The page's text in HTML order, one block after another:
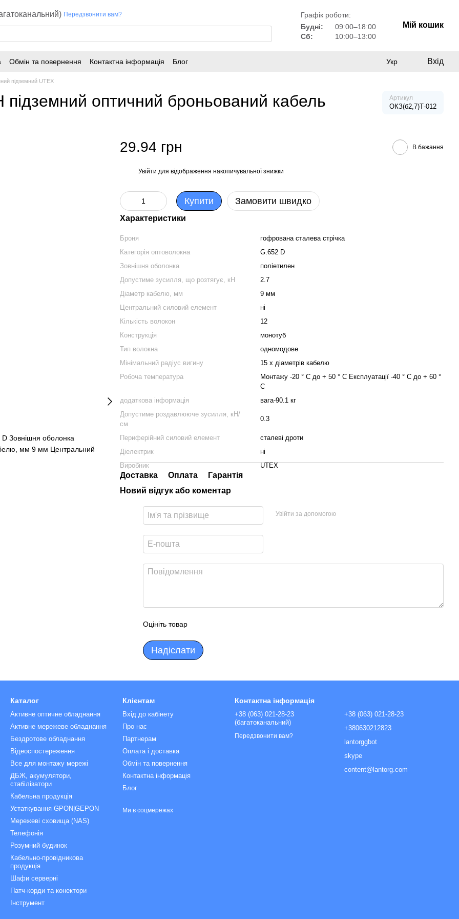
Передзвонити вам?
Графік роботи:
Будні:
09:00–18:00
Сб:
10:00–13:00
Мій кошик
Обмін та повернення Контактна інформація Блог Укр Вхід
підземний UTEX
оптичний броньований кабель Артикул
ОКЗ(б2,7)Т-012
D Зовнішня оболонка
мм 9 мм Центральний
29.94 грн В бажання
Увійти для відображення накопичувальної знижки
Купити Замовити швидко
Характеристики
Броня
гофрована сталева стрічка
Категорія оптоволокна
G.652 D
Зовнішня оболонка
поліетилен
Допустиме зусилля, що розтягує, кН
2.7
Діаметр кабелю, мм
9 мм
Центральний силовий елемент
ні
Кількість волокон
12
Конструкція
монотуб
Тип волокна
одномодове
Мінімальний радіус вигину
15 х діаметрів кабелю
Робоча температура
Монтажу -20 ° C до + 50 ° C Експлуатації -40 ° C до + 60 °
C
додаткова інформація
вага-90.1 кг
Допустиме роздавлююче зусилля, кН/
см
0.3
Периферійний силовий елемент
сталеві дроти
Діелектрик
ні
Виробник
UTEX
Доставка Оплата
Гарантія
Новий відгук або коментар
Увійти за допомогою
Оцініть товар
Надіслати
Каталог
Активне оптичне обладнання
Активне мережеве обладнання
Бездротове обладнання
Відеоспостереження
Все для монтажу мережі
ДБЖ, акумулятори,
стабілізатори
Кабельна продукція
Устаткування GPON|GEPON
Мережеві сховища (NAS)
Телефонія
Розумний будинок
Кабельно-провідникова
продукція
Шафи серверні
Патч-корди та конектори
Інструмент
Клієнтам
Вхід до кабінету
Про нас
Партнерам
Оплата і доставка
Обмін та повернення
Контактна інформація
Блог
Ми в соцмережах
Контактна інформація
+38 (063) 021-28-23
(багатоканальний)
Передзвонити вам?
+38 (063) 021-28-23
+380630212823
lantorggbot
skype
content@lantorg.com